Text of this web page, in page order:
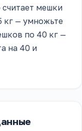
считает мешки
кг — умножьте
по 40 кг —
на 40 и